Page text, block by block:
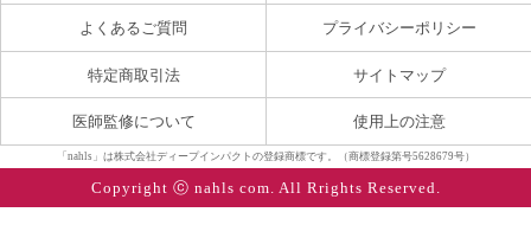
よくあるご質問 プライバシーポリシー
特定商取引法 サイトマップ
医師監修について 使用上の注意
「nahls」は株式会社ディープインパクトの登録商標です。（商標登録第号5628679号）
Copyright ⓒ nahls com. All Rrights Reserved.